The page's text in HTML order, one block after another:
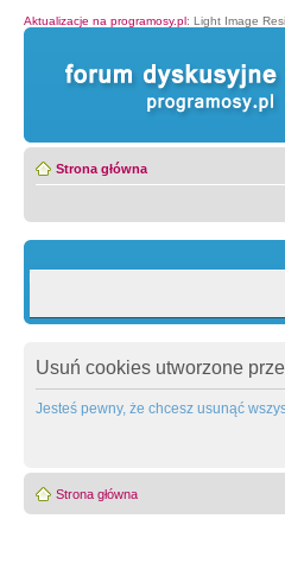
Aktualizacje na programosy.pl: Light Image
Strona główna
Usuń cookies utworzone
Jesteś pewny, że chcesz usunąć
Strona główna